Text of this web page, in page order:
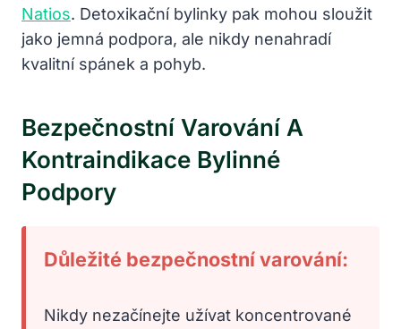
Natios. Detoxikační bylinky pak mohou sloužit
jako jemná podpora, ale nikdy nenahradí
kvalitní spánek a pohyb.
Bezpečnostní Varování A
Kontraindikace Bylinné
Podpory
Důležité bezpečnostní varování:
Nikdy nezačínejte užívat koncentrované